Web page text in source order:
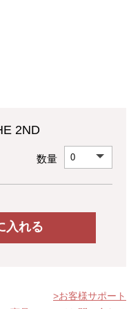
2ND
数量
入れる
お客様サポート